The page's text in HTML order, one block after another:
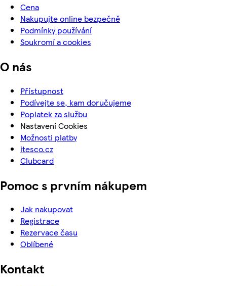
Cena
Nakupujte online bezpečně
Podmínky používání
Soukromí a cookies
O nás
Přístupnost
Podívejte se, kam doručujeme
Poplatek za službu
Nastavení Cookies
Možnosti platby
itesco.cz
Clubcard
Pomoc s prvním nákupem
Jak nakupovat
Registrace
Rezervace času
Oblíbené
Kontakt